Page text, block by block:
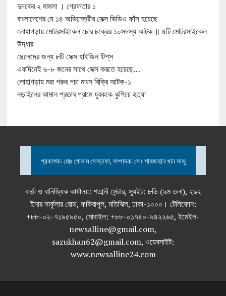
দুদকের ২ মামলা । গ্রেফতার ১
বাংলাদেশের যে ১৪ অভিনেত্রীর সেক্স ভিডিও ফাঁস হয়েছে
লোহাগড়ায় মোটরসাইকেল চোর চক্রের ১০সদস্য আটক ॥ ৪টি মোটরসাইকেল
উদ্ধার
ছেলেদের জন্য ৮টি সেক্স হাইজিন টিপ্‌স
একদিনেই ৬-৮ জনের সাথে সেক্স করতে হয়েছে…
লোহাগড়ায় মরা গরুর পচা মাংস বিক্রি আটক-১
নড়াইলের কামাল প্রতাব গ্রামে যুবককে কুপিয়ে হত্যা
প্রকাশক: মোঃ গোলাম মোস্তফা, সম্পাদক: মোঃ শাহজাহান খান সাজু
বার্তা ও বানিজ্যিক কার্যালয়: শতাব্দী সেন্টার, স্যুইট: ৮ডি (৯ম তলা), ২৯২
ইনার সার্কুলার রোড, ফকিরাপুল, মতিঝিল, ঢাকা-১০০০। টেলিফোন:
+৮৮-০২-৭১৯৫৯৫০, মোবাইল: +৮৮-০১৭৪০-৯৪২২৬৫, ইমেইল-
newsalline@gmail.com,
sazukhan62@gmail.com, ওয়েবসাইট:
www.newsalline24.com